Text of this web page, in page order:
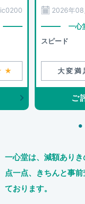
ic0200
2026年08
一心
スピード
大変満
ご
一心堂は、減額ありき
点一点、きちんと事
ております。